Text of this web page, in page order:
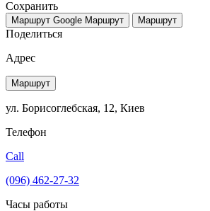
Сохранить
Маршрут Google Маршрут Маршрут
Поделиться
Адрес
Маршрут
ул. Борисоглебская, 12, Киев
Телефон
Call
(096) 462-27-32
Часы работы